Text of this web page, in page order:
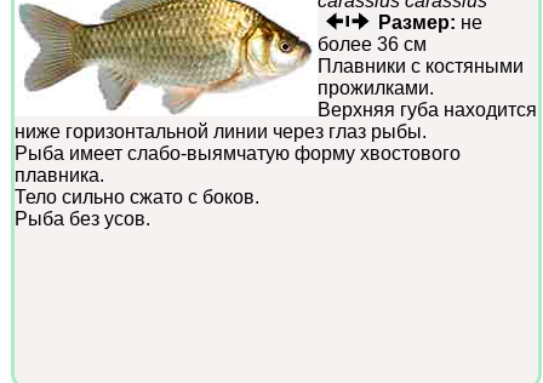
Размер: не
более 36 см
Плавники с костяными
прожилками.
Верхняя губа находится
ниже горизонтальной линии через глаз рыбы.
Рыба имеет слабо-выямчатую форму хвостового
плавника.
Тело сильно сжато с боков.
Рыба без усов.